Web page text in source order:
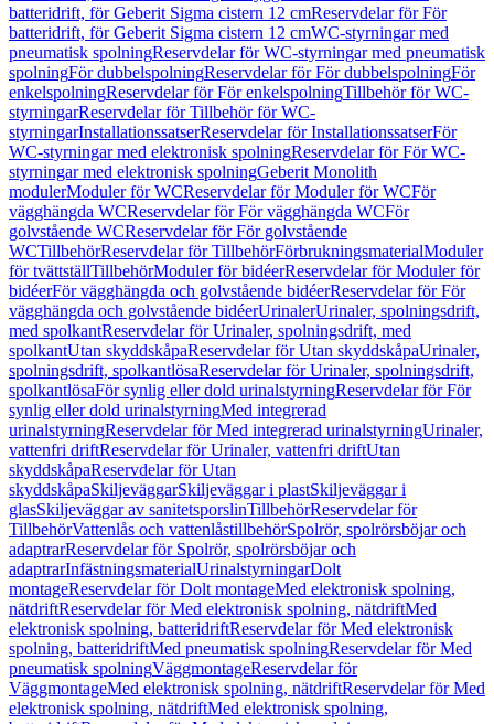
batteridrift, för Geberit Sigma cistern 12 cmReservdelar för För
batteridrift, för Geberit Sigma cistern 12 cmWC-styrningar med
pneumatisk spolningReservdelar för WC-styrningar med pneumatisk
spolningFör dubbelspolningReservdelar för För dubbelspolningFör
enkelspolningReservdelar för För enkelspolningTillbehör för WC-
styrningarReservdelar för Tillbehör för WC-
styrningarInstallationssatserReservdelar för InstallationssatserFör
WC-styrningar med elektronisk spolningReservdelar för För WC-
styrningar med elektronisk spolningGeberit Monolith
modulerModuler för WCReservdelar för Moduler för WCFör
vägghängda WCReservdelar för För vägghängda WCFör
golvstående WCReservdelar för För golvstående
WCTillbehörReservdelar för TillbehörFörbrukningsmaterialModuler
för tvättställTillbehörModuler för bidéerReservdelar för Moduler för
bidéerFör vägghängda och golvstående bidéerReservdelar för För
vägghängda och golvstående bidéerUrinalerUrinaler, spolningsdrift,
med spolkantReservdelar för Urinaler, spolningsdrift, med
spolkantUtan skyddskåpaReservdelar för Utan skyddskåpaUrinaler,
spolningsdrift, spolkantlösaReservdelar för Urinaler, spolningsdrift,
spolkantlösaFör synlig eller dold urinalstyrningReservdelar för För
synlig eller dold urinalstyrningMed integrerad
urinalstyrningReservdelar för Med integrerad urinalstyrningUrinaler,
vattenfri driftReservdelar för Urinaler, vattenfri driftUtan
skyddskåpaReservdelar för Utan
skyddskåpaSkiljeväggarSkiljeväggar i plastSkiljeväggar i
glasSkiljeväggar av sanitetsporslinTillbehörReservdelar för
TillbehörVattenlås och vattenlåstillbehörSpolrör, spolrörsböjar och
adaptrarReservdelar för Spolrör, spolrörsböjar och
adaptrarInfästningsmaterialUrinalstyrningarDolt
montageReservdelar för Dolt montageMed elektronisk spolning,
nätdriftReservdelar för Med elektronisk spolning, nätdriftMed
elektronisk spolning, batteridriftReservdelar för Med elektronisk
spolning, batteridriftMed pneumatisk spolningReservdelar för Med
pneumatisk spolningVäggmontageReservdelar för
VäggmontageMed elektronisk spolning, nätdriftReservdelar för Med
elektronisk spolning, nätdriftMed elektronisk spolning,